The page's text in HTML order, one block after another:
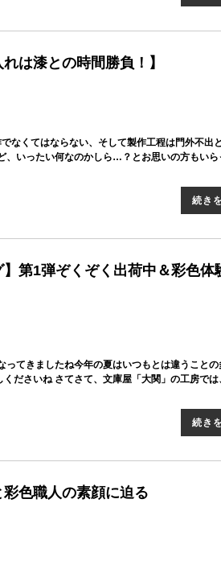
は漆との時間勝負！】
なくてはならない、そして製作工程は門外不出
、いったい何なのかしら…？とお思いの方もいら
続き
】第1弾ぞくぞく出荷中＆彩色体
ってきましたね今年の夏はいつもとは違うことの
ださいね さてさて、文庫屋「大関」の工房では
続き
色職人の素顔に迫る